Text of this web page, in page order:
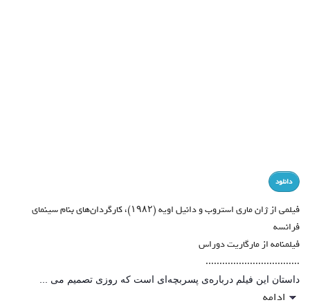
دانلود
فیلمی از ژان ماری استروب و دانیل اویه (۱۹۸۲)، کارگردان‌های بنام سینمای
فرانسه
فیلمنامه از مارگاریت دوراس
..................................
داستان این فیلم درباره‌ی پسربچه‌ای است که روزی تصمیم می ...
ادامه